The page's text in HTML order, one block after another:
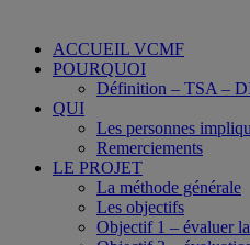
ACCUEIL VCMF
POURQUOI
Définition – TSA –
QUI
Les personnes
Remerciements
LE PROJET
La méthode générale
Les objectifs
Objectif 1 – évaluer